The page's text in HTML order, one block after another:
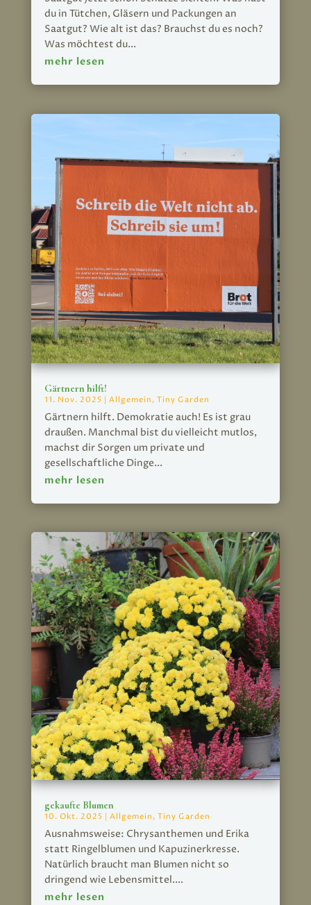
du in Tütchen, Gläsern und Packungen an
Saatgut? Wie alt ist das? Brauchst du es noch?
Was möchtest du...
mehr lesen
Gärtnern hilft!
11. Nov. 2025 | Allgemein , Tiny Garden
Gärtnern hilft. Demokratie auch! Es ist grau
draußen. Manchmal bist du vielleicht mutlos,
machst dir Sorgen um private und
gesellschaftliche Dinge...
mehr lesen
gekaufte Blumen
10. Okt. 2025 | Allgemein , Tiny Garden
Ausnahmsweise: Chrysanthemen und Erika
statt Ringelblumen und Kapuzinerkresse.
Natürlich braucht man Blumen nicht so
dringend wie Lebensmittel....
mehr lesen